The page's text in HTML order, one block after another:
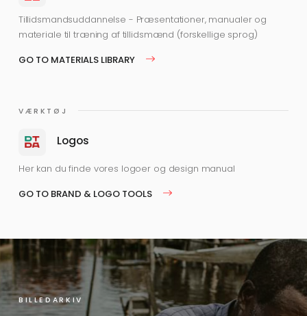
Tillidsmandsuddannelse - Præsentationer, manualer og
materiale til træning af tillidsmænd (forskellige sprog)
GO TO MATERIALS LIBRARY
VÆRKTØJ
Logos
Her kan du finde vores logoer og design manual
GO TO BRAND & LOGO TOOLS
BILLEDARKIV